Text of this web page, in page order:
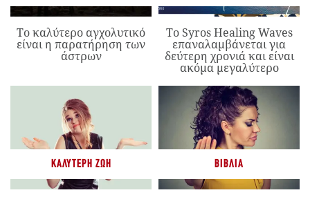
Το καλύτερο αγχολυτικό
είναι η παρατήρηση των
άστρων
Το Syros Healing Waves
επαναλαμβάνεται για
δεύτερη χρονιά και είναι
ακόμα μεγαλύτερο
ΚΑΛΎΤΕΡΗ ΖΩΉ ΒΙΒΛΊΑ